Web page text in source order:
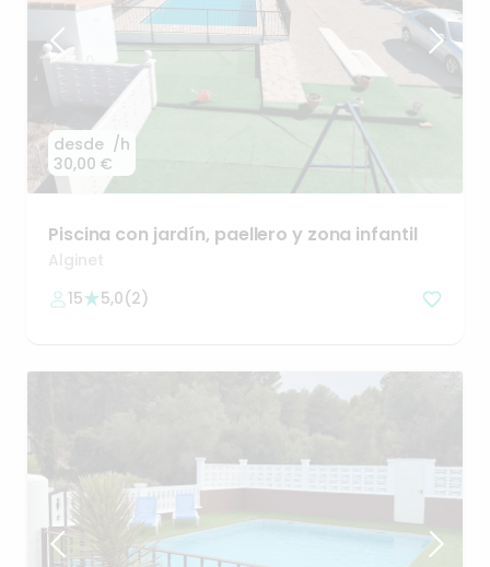
desde
30,00 €
/h
Piscina con jardín​,​ paellero y zona infantil
Alginet
15
5,0(2)